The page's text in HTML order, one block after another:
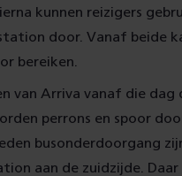
kunnen reizigers
door. Vanaf beide
bereiken.
van Arriva vanaf die
perrons en spoor
busonderdoorgang
aan de zuidzijde.